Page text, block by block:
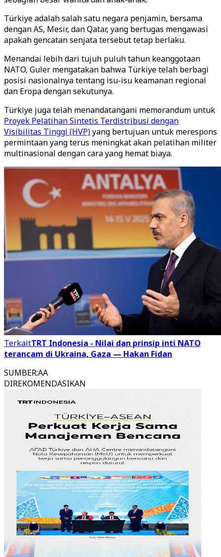
Türkiye adalah salah satu negara penjamin, bersama
dengan AS, Mesir, dan Qatar, yang bertugas mengawasi
apakah gencatan senjata tersebut tetap berlaku.
Menandai lebih dari tujuh puluh tahun keanggotaan
NATO, Guler mengatakan bahwa Türkiye telah berbagi
posisi nasionalnya tentang isu-isu keamanan regional
dan Eropa dengan sekutunya.
Türkiye juga telah menandatangani memorandum untuk
Proyek Pelatihan Sintetis Terdistribusi dengan
Visibilitas Tinggi (HVP)yang bertujuan untuk merespons
permintaan yang terus meningkat akan pelatihan militer
multinasional dengan cara yang hemat biaya.
TerkaitTRT Indonesia - Nilai dan prinsip inti NATO
terancam di Ukraina, Gaza — Hakan Fidan
SUMBER:AA
DIREKOMENDASIKAN